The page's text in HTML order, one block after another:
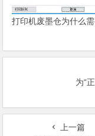
打印机废墨仓为什么
为“
上一篇